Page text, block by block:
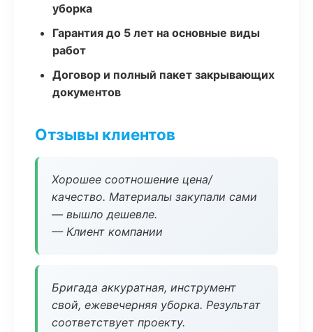
уборка
Гарантия до 5 лет на основные виды
работ
Договор и полный пакет закрывающих
документов
Отзывы клиентов
Хорошее соотношение цена/
качество. Материалы закупали сами
— вышло дешевле.
— Клиент компании
Бригада аккуратная, инструмент
свой, ежевечерняя уборка. Результат
соответствует проекту.